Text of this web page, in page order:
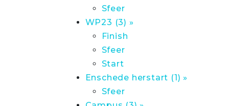
Sfeer
WP23 (3) »
Finish
Sfeer
Start
Enschede herstart (1) »
Sfeer